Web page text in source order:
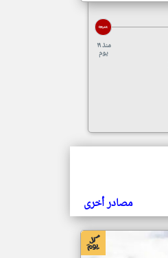
منذ ١٩
يوم
مصادر أخرى